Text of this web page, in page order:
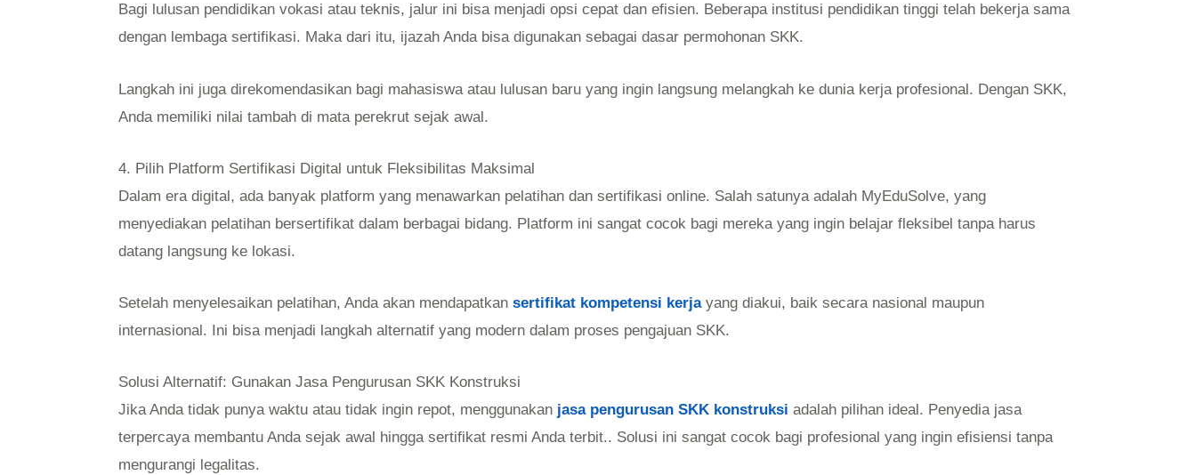
Bagi lulusan pendidikan vokasi atau teknis, jalur ini bisa menjadi opsi cepat dan efisien. Beberapa institusi pendidikan tinggi telah bekerja sama
dengan lembaga sertifikasi. Maka dari itu, ijazah Anda bisa digunakan sebagai dasar permohonan SKK.
Langkah ini juga direkomendasikan bagi mahasiswa atau lulusan baru yang ingin langsung melangkah ke dunia kerja profesional. Dengan SKK,
Anda memiliki nilai tambah di mata perekrut sejak awal.
4. Pilih Platform Sertifikasi Digital untuk Fleksibilitas Maksimal
Dalam era digital, ada banyak platform yang menawarkan pelatihan dan sertifikasi online. Salah satunya adalah MyEduSolve, yang
menyediakan pelatihan bersertifikat dalam berbagai bidang. Platform ini sangat cocok bagi mereka yang ingin belajar fleksibel tanpa harus
datang langsung ke lokasi.
Setelah menyelesaikan pelatihan, Anda akan mendapatkansertifikat kompetensi kerjayang diakui, baik secara nasional maupun
internasional. Ini bisa menjadi langkah alternatif yang modern dalam proses pengajuan SKK.
Solusi Alternatif: Gunakan Jasa Pengurusan SKK Konstruksi
Jika Anda tidak punya waktu atau tidak ingin repot, menggunakan jasa pengurusan SKK konstruksi adalah pilihan ideal. Penyedia jasa
terpercaya membantu Anda sejak awal hingga sertifikat resmi Anda terbit.. Solusi ini sangat cocok bagi profesional yang ingin efisiensi tanpa
mengurangi legalitas.